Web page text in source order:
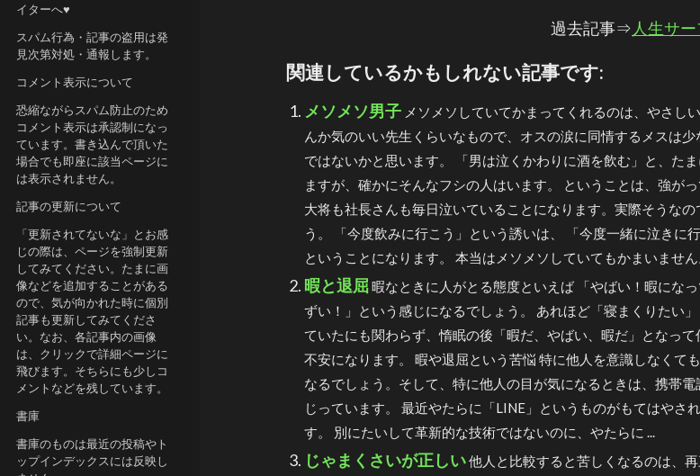
過去記事⇒ 人生サ
関連しているかもしれない記事です:
メソメソ男子 メソメソしていてかまってくれるのは、やさし
んか気のいい先生くらいなもので、オスの涙に同情するメスは少
ではないかと思います。 「男は泣くかわりに酒を飲む」と、たま
ますが、確かにそんなフシの人はいます。 ということは、強が
大将も社長さんも毎日泣いていることになります。実際そうなの
う。 「今度飲みに行こう」という誘いは、 「今度一緒に泣きに行
ということになります。 本当はメソメソしていてもかまいません
暇と退屈暇なときに人がとる態度といえば 「やばい！暇になっ
ずい！」という感じになるでしょう。 あれほど「寝まくりたい
ていたにも関わらず、惰眠の後「暇だ、やばい、暇だ」となって
不安になります。 暇や退屈という苦悩 特に他人を意識しなくて
なるでしょう。そして、特に他人の目が気になるときは、携帯電
じっています。 最近やたらに「LINE」というものがもてはやさ
す。 別にたいして革新的な技術ではないのに、やたらに ...
じゃまくさいが正しい他人と比較すると苦しくなるのは、
イターへ♥
スパム行為・記事の盗用は発
見次第対処・通報します。
コメント表示について
恐縮ながらスパム防止のため
コメント表示は承認制になっ
ています。書き込んで頂いた
場合でも即座に該当ページに
は表示されません。
記事の更新について
「更新されてないな」とお感
じの際は、ページを強制更新
してみてください。たまに画
像などを追加することがある
ので、気が向かれた時に個別
記事も更新してみてくださ
い。なお、各記事内の画像
は、クリックで詳細ページに
飛びます。そちらにも少しコ
メントなどを残しています。
書庫
書庫のものは最近の投稿やト
ップインデックスには反映し